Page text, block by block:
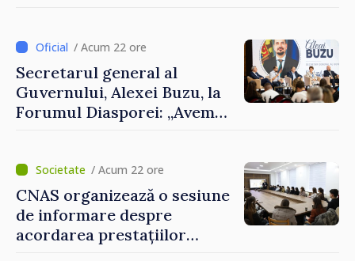
al Republicii Moldova.
/ Acum 22 ore
Secretarul general al
Guvernului, Alexei Buzu, la
Forumul Diasporei: „Avem
construi comunități mai
puternice”
/ Acum 22 ore
CNAS organizează o sesiune
de informare despre
acordarea prestațiilor